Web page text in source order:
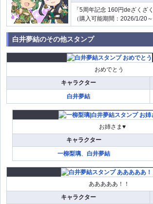
「5周年記念 160円deざくざ
（購入可能期間：2026/1/20
白井夢結のその他スタンプ
おめでとう
キャラクター
白井夢結
お姉さま♥
キャラクター
一柳梨璃、 白井夢結
あああああ！！
キャラクター